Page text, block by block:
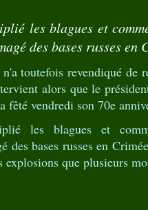
les blagues et
des bases russes
toutefois revendiqué de
alors que le
fêté vendredi son 70e
les blagues et
des bases russes en
explosions que plusieurs